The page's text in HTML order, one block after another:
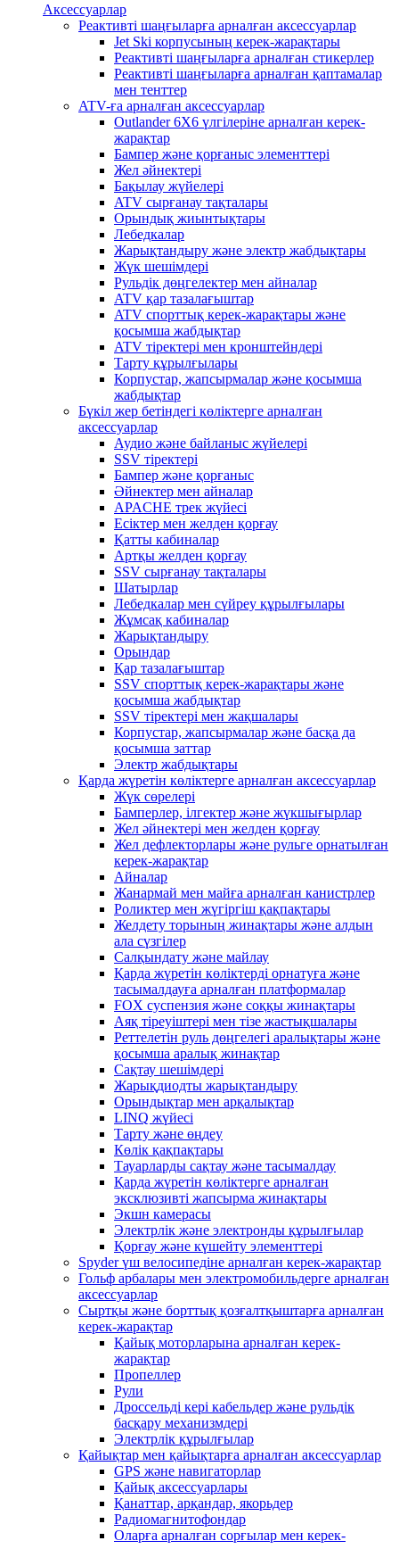
Аксессуарлар
Реактивті шаңғыларға арналған аксессуарлар
Jet Ski корпусының керек-жарақтары
Реактивті шаңғыларға арналған стикерлер
Реактивті шаңғыларға арналған қаптамалар
мен тенттер
ATV-ға арналған аксессуарлар
Outlander 6X6 үлгілеріне арналған керек-
жарақтар
Бампер және қорғаныс элементтері
Жел әйнектері
Бақылау жүйелері
ATV сырғанау тақталары
Орындық жиынтықтары
Лебедкалар
Жарықтандыру және электр жабдықтары
Жүк шешімдері
Рульдік дөңгелектер мен айналар
ATV қар тазалағыштар
ATV спорттық керек-жарақтары және
қосымша жабдықтар
ATV тіректері мен кронштейндері
Тарту құрылғылары
Корпустар, жапсырмалар және қосымша
жабдықтар
Бүкіл жер бетіндегі көліктерге арналған
аксессуарлар
Аудио және байланыс жүйелері
SSV тіректері
Бампер және қорғаныс
Әйнектер мен айналар
APACHE трек жүйесі
Есіктер мен желден қорғау
Қатты кабиналар
Артқы желден қорғау
SSV сырғанау тақталары
Шатырлар
Лебедкалар мен сүйреу құрылғылары
Жұмсақ кабиналар
Жарықтандыру
Орындар
Қар тазалағыштар
SSV спорттық керек-жарақтары және
қосымша жабдықтар
SSV тіректері мен жақшалары
Корпустар, жапсырмалар және басқа да
қосымша заттар
Электр жабдықтары
Қарда жүретін көліктерге арналған аксессуарлар
Жүк сөрелері
Бамперлер, ілгектер және жүкшығырлар
Жел әйнектері мен желден қорғау
Жел дефлекторлары және рульге орнатылған
керек-жарақтар
Айналар
Жанармай мен майға арналған канистрлер
Роликтер мен жүгіргіш қақпақтары
Желдету торының жинақтары және алдын
ала сүзгілер
Салқындату және майлау
Қарда жүретін көліктерді орнатуға және
тасымалдауға арналған платформалар
FOX суспензия және соққы жинақтары
Аяқ тіреуіштері мен тізе жастықшалары
Реттелетін руль дөңгелегі аралықтары және
қосымша аралық жинақтар
Сақтау шешімдері
Жарықдиодты жарықтандыру
Орындықтар мен арқалықтар
LINQ жүйесі
Тарту және өңдеу
Көлік қақпақтары
Тауарларды сақтау және тасымалдау
Қарда жүретін көліктерге арналған
эксклюзивті жапсырма жинақтары
Экшн камерасы
Электрлік және электронды құрылғылар
Қорғау және күшейту элементтері
Spyder үш велосипедіне арналған керек-жарақтар
Гольф арбалары мен электромобильдерге арналған
аксессуарлар
Сыртқы және борттық қозғалтқыштарға арналған
керек-жарақтар
Қайық моторларына арналған керек-
жарақтар
Пропеллер
Рули
Дроссельді кері кабельдер және рульдік
басқару механизмдері
Электрлік құрылғылар
Қайықтар мен қайықтарға арналған аксессуарлар
GPS және навигаторлар
Қайық аксессуарлары
Қанаттар, арқандар, якорьдер
Радиомагнитофондар
Оларға арналған сорғылар мен керек-